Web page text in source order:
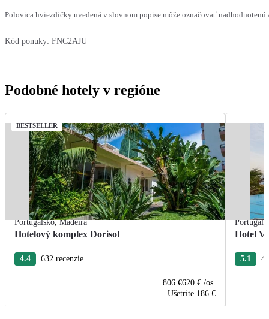
Polovica hviezdičky uvedená v slovnom popise môže označovať
Kód ponuky: FNC2AJU
Podobné hotely v regióne
BESTSELLER
Portugalsko,Madeira
Hotelový komplex Dorisol
4.4 632 recenzie
806 €620 € /os.
Ušetrite 186 €
Hotel
5.1